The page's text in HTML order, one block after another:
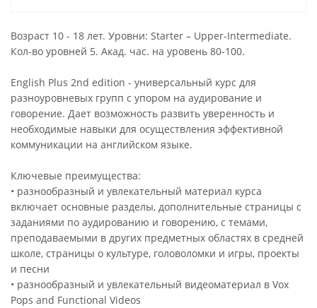
Возраст 10 - 18 лет. Уровни: Starter – Upper-Intermediate.
Кол-во уровней 5. Акад. час. на уровень 80-100.
English Plus 2nd edition - универсальный курс для
разноуровневых групп с упором на аудирование и
говорение. Дает возможность развить уверенность и
необходимые навыки для осуществления эффективной
коммуникации на английском языке.
Ключевые преимущества:
• разнообразный и увлекательный материал курса
включает основные разделы, дополнительные страницы с
заданиями по аудированию и говорению, с темами,
преподаваемыми в других предметных областях в средней
школе, страницы о культуре, головоломки и игры, проекты
и песни
• разнообразный и увлекательный видеоматериал в Vox
Pops and Functional Videos